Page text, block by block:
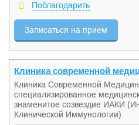
Поблагодарить
Записаться на прием
Клиника современной
Клиника Современной
специализированное
знаменитое созвездие ИАКИ
Клинической Иммунологии).